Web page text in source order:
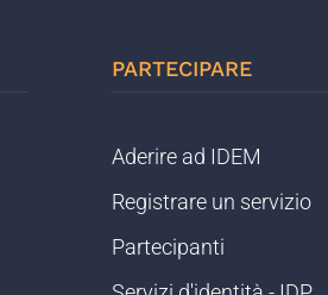
PARTECIPARE
Aderire ad IDEM
Registrare un servizio
Partecipanti